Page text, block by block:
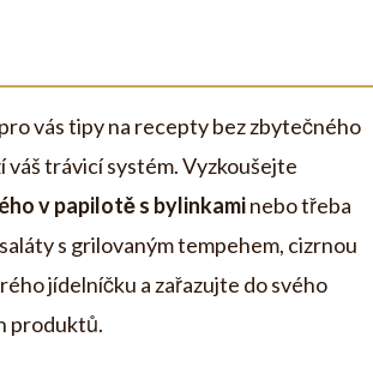
vás tipy na recepty bez zbytečného
trávicí systém. Vyzkoušejte
v papilotě s bylinkaminebo třeba
s grilovaným tempehem, cizrnou
jídelníčku a zařazujte do svého
produktů.